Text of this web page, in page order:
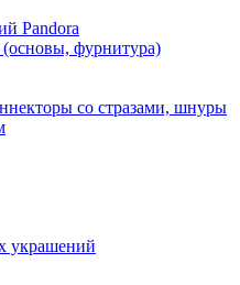
Pandora
фурнитура)
со стразами, шнуры
украшений